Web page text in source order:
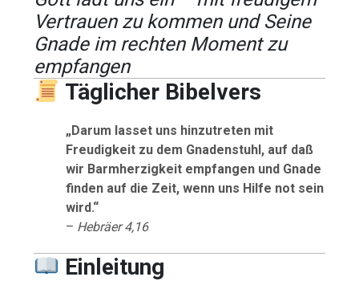
Vertrauen zu kommen und Seine
Gnade im rechten Moment zu
empfangen
Täglicher Bibelvers
„Darum lasset uns hinzutreten mit
Freudigkeit zu dem Gnadenstuhl, auf daß
wir Barmherzigkeit empfangen und Gnade
finden auf die Zeit, wenn uns Hilfe not sein
wird.“
– Hebräer 4,16
Einleitung